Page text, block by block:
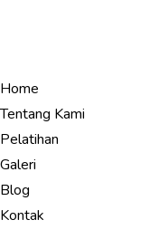
Home
Tentang Kami
Pelatihan
Galeri
Blog
Kontak